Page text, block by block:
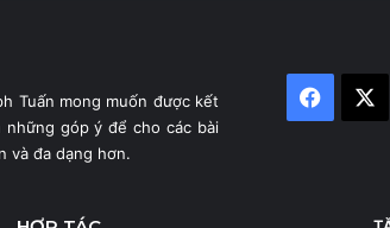
Tuấn mong muốn được kết
những góp ý để cho các bài
và đa dạng hơn.